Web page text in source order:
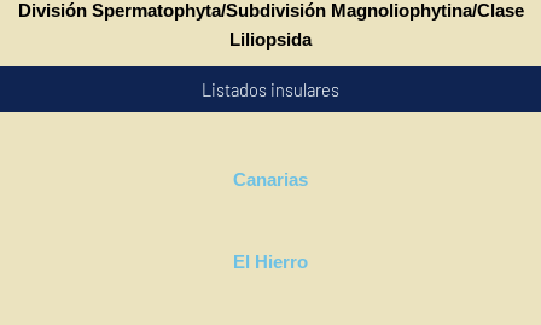
División Spermatophyta/Subdivisión Magnoliophytina/Clase
Liliopsida
Listados insulares
Canarias
El Hierro